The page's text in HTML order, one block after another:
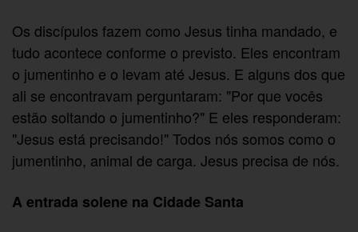
Os discípulos fazem como Jesus tinha mandado, e
tudo acontece conforme o previsto. Eles encontram
o jumentinho e o levam até Jesus. E alguns dos que
ali se encontravam perguntaram: "Por que vocês
estão soltando o jumentinho?" E eles responderam:
"Jesus está precisando!" Todos nós somos como o
jumentinho, animal de carga. Jesus precisa de nós.
A entrada solene na Cidade Santa